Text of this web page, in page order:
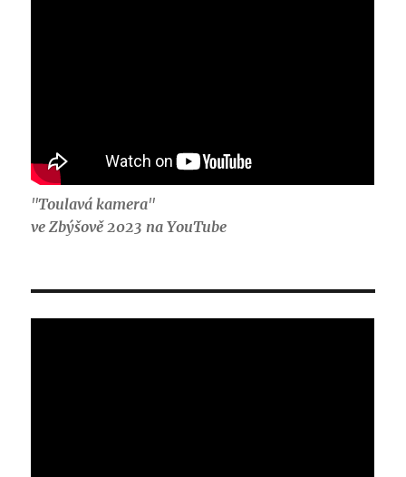
"Toulavá kamera"
ve Zbýšově 2023 na YouTube